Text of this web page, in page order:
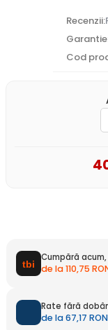
Recenzii:
Cod
Cumpără
de la 110,75
Rate fără
de la 67,17